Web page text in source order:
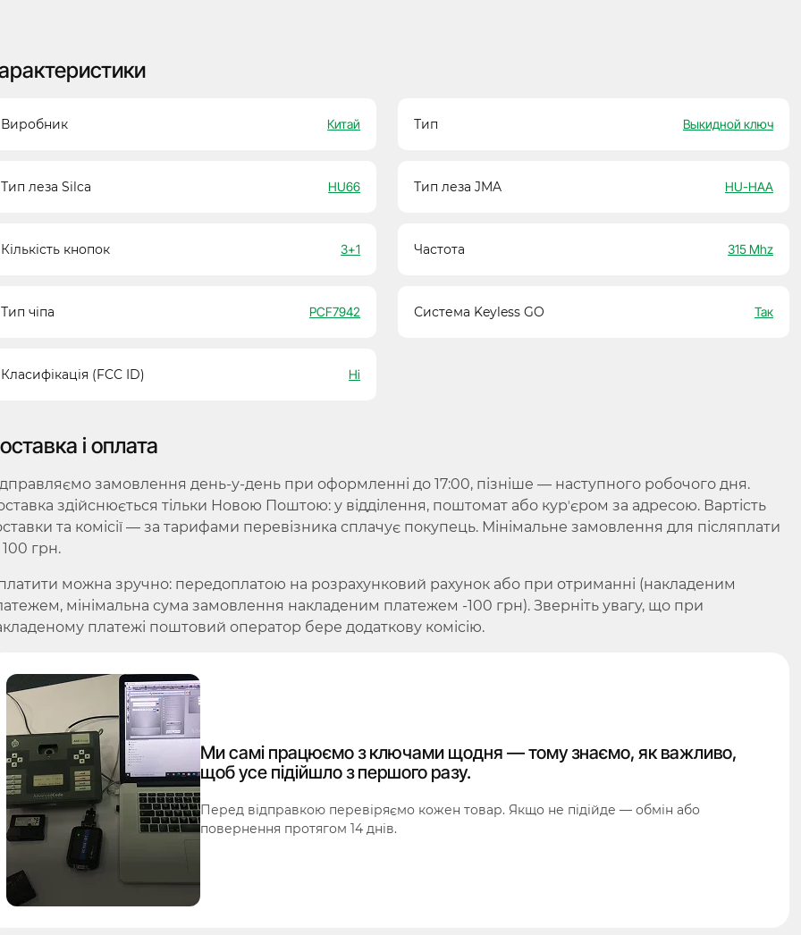
Виробник Китай Тип Выкидной ключ
Тип леза Silca HU66 Тип леза JMA HU-HAA
Кількість кнопок 3+1 Частота 315 Mhz
Тип чіпа PCF7942 Система Keyless GO Так
Класифікація (FCC ID) Ні
і оплата
замовлення день-у-день при оформленні до 17:00, пізніше — наступного робочого дня.
здійснюється тільки Новою Поштою: у відділення, поштомат або курʼєром за адресою. Вартість
та комісії — за тарифами перевізника сплачує покупець. Мінімальне замовлення для післяплати
грн.
можна зручно: передоплатою на розрахунковий рахунок або при отриманні (накладеним
мінімальна сума замовлення накладеним платежем -100 грн). Зверніть увагу, що при
платежі поштовий оператор бере додаткову комісію.
Ми самі працюємо з ключами щодня — тому знаємо, як важливо,
щоб усе підійшло з першого разу.
Перед відправкою перевіряємо кожен товар. Якщо не підійде — обмін або
повернення протягом 14 днів.